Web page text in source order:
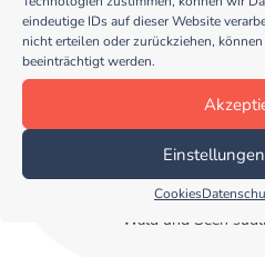
eindeutige IDs auf dieser Website
nicht erteilen oder zurückziehen,
beeinträchtigt werden.
Cookies
Stephanie
Baujahr 1970,
einem
2017/18
"Wildnisschule
meiner lustigen
lebe ich in einem
Wald und Seen